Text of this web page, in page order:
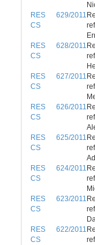
RES 629/2011
CS
RES 628/2011
CS
RES 627/2011
CS
RES 626/2011
CS
RES 625/2011
CS
RES 624/2011
CS
RES 623/2011
CS
RES 622/2011
CS